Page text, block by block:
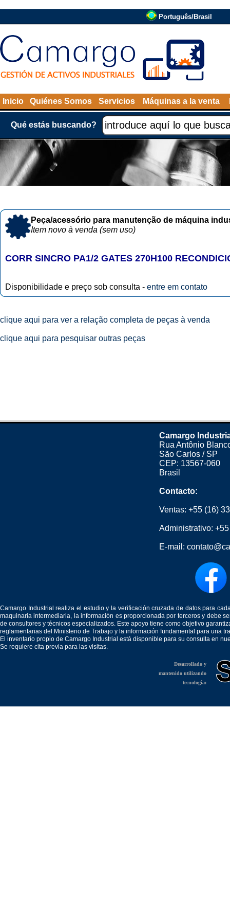
Português/Brasil
Inicio Quiénes Somos Servicios Máquinas a la venta
Qué estás buscando?
Peça/acessório para manutenção de máquina
Item novo à venda (sem uso)
CORR SINCRO PA1/2 GATES 270H100
Disponibilidade e preço sob consulta - entre em contato
clique aqui para ver a relação completa de peças à venda
clique aqui para pesquisar outras peças
Camargo
Rua Antônio
São Carlos / SP
CEP: 13567-060
Brasil
Contacto:
Ventas: +55 (16)
Administrativo:
E-mail:
Camargo Industrial realiza el estudio y la verificación cruzada de datos para
maquinaria intermediaria, la información es proporcionada por terceros y debe
de consultores y técnicos especializados. Este apoyo tiene como objetivo
reglamentarias del Ministerio de Trabajo y la información fundamental para una
El inventario propio de Camargo Industrial está disponible para su consulta en
Se requiere cita previa para las visitas.
Desarrollado y
mantenido utilizando
tecnología: